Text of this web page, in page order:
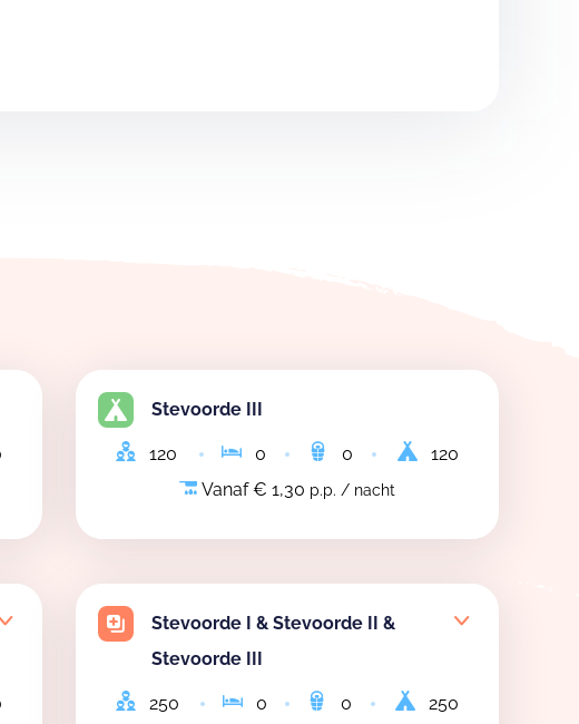
Stevoorde III
120 0 0
120
Vanaf € 1,30 p.p. / nacht
Stevoorde I & Stevoorde II &
Stevoorde III
250 0 0 250